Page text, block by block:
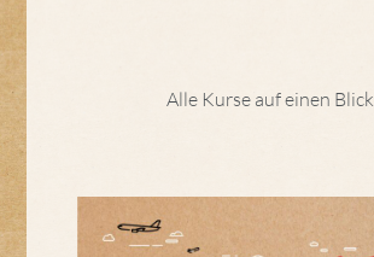
Alle Kurse auf einen Blick